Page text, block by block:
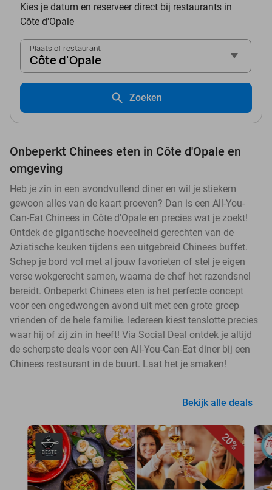
Kies je datum en reserveer direct bij restaurants in
Côte d'Opale
Plaats of restaurant
Côte d'Opale
Zoeken
Onbeperkt Chinees eten in Côte d'Opale en
omgeving
Heb je zin in een avondvullend diner en wil je stiekem
gewoon alles van de kaart proeven? Dan is een All-You-
Can-Eat Chinees in Côte d'Opale en precies wat je zoekt!
Ontdek de gigantische hoeveelheid gerechten van de
Aziatische keuken tijdens een uitgebreid Chinees buffet.
Schep je bord vol met al jouw favorieten of stel je eigen
verse wokgerecht samen, waarna de chef het razendsnel
bereidt. Onbeperkt Chinees eten is het perfecte concept
voor een ongedwongen avond uit met een grote groep
vrienden of de hele familie. Iedereen kiest tenslotte precies
waar hij of zij zin in heeft! Via Social Deal ontdek je altijd
de scherpste deals voor een All-You-Can-Eat diner bij een
Chinees restaurant in de buurt. Laat het je smaken!
Bekijk alle deals
20%